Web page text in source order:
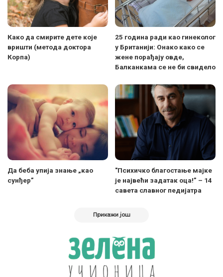
Како да смирите дете које
вришти (метода доктора
Корпа)
25 година ради као гинеколог
у Британији: Онако како се
жене порађају овде,
Балканкама се не би свидело
Да беба упија знање „као
сунђер”
"Психичко благостање мајке
је највећи задатак оца!” – 14
савета славног педијатра
Прикажи још